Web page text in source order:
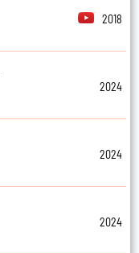
2018
2024
2024
2024